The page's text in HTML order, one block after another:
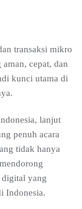
transaksi mikro
cepat, dan
kunci utama di
lanjut
penuh acara
tidak hanya
digital yang
Indonesia.